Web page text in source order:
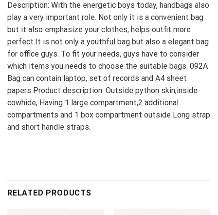
Description: With the energetic boys today, handbags also
play a very important role. Not only it is a convenient bag
but it also emphasize your clothes, helps outfit more
perfect.It is not only a youthful bag but also a elegant bag
for office guys. To fit your needs, guys have to consider
which items you needs to choose the suitable bags. 092A
Bag can contain laptop, set of records and A4 sheet
papers Product description: Outside python skin,inside
cowhide, Having 1 large compartment,2 additional
compartments and 1 box compartment outside Long strap
and short handle straps.
RELATED PRODUCTS